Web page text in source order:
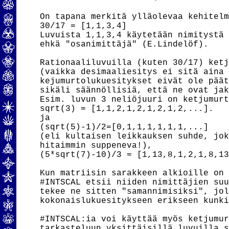
On tapana merkitä ylläolevaa
30/17 = [1,1,3,4]
Luvuista 1,1,3,4 käytetään
ehkä "osanimittäjä" (E.Lindelöf).
Rationaaliluvuilla (kuten 30/17)
(vaikka desimaaliesitys ei sitä
kejumurtolukuesitykset eivät ole
sikäli säännöllisiä, että ne ovat
Esim. luvun 3 neliöjuuri on
sqrt(3) = [1,1,2,1,2,1,2,1,2,...].
ja
(sqrt(5)-1)/2=[0,1,1,1,1,1,1,...]
(eli kultaisen leikkauksen suhde,
hitaimmin suppeneva!),
(5*sqrt(7)-10)/3 =
Kun matriisin sarakkeen alkioille
#INTSCAL etsii niiden nimittäjien
tekee ne sitten "samannimisiksi",
kokonaislukuesitykseen erikseen
#INTSCAL:ia voi käyttää myös